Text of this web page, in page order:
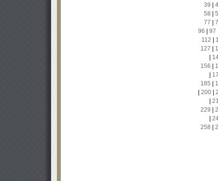
39
58
77
96
97
112
127
156
185
200|
229
258